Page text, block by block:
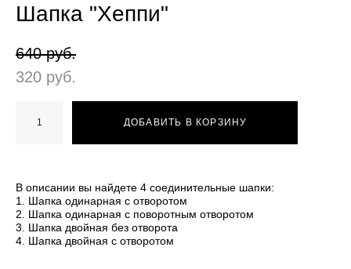
Шапка "Хеппи"
640 pуб.
320 pуб.
ДОБАВИТЬ В КОРЗИНУ
В описании вы найдете 4 соединительные шапки:
1. Шапка одинарная с отворотом
2. Шапка одинарная с поворотным отворотом
3. Шапка двойная без отворота
4. Шапка двойная с отворотом